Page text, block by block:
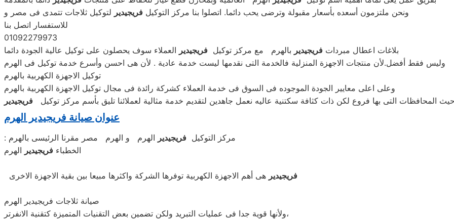
ونحن ملتزمون أسعده بأسعار مقبولة وترضى يحب دائما. اتصلوا بنا مركز التوكيل فريجيدير لتوكيل ثلاجات تتمدى فى مصر و
للاستفسار اتصل بنا
01092279973
بلاغات اعطال مبردات فريجيدير بالهرم مع مركز توكيل فريجيدير العملاء سوف يحصلون على توكيل عالية الجودة دائما
وليس فقط أفضل.لأن منتجات الاجهزة المنزلية فالخدمة التى نقدمها ليست خدمة عادية . لأن هى احسن وأسرع خدمة توكيل فى الهرم
توكيل الاجهزة الكهربية بالهرم
وعلى اعلى معايير الجودة الموجوده فى السوق فى خدمة العملاء كشركة رائدة فى مجال توكيل الاجهزة الكهربية بالهرم
المحافظات التى بها فروع لكن ذات كثافة سكتنية عاليه نعمل جاهدين لتقديم خدمة مثالية لعملائنا تليق بأسم مركز توكيل فريجيدير
عنوان صيانة فريجيدير الهرم
: مركز التوكيل فريجيدير الهرم و الهرم مصر مقرنا الرئيسى بالهرم
الخطباء فريجيدير الهرم
فريجيدير هى أهم الاجهزة الكهربية توفرها الشركة واكثرها مبيعا بين بقية الاجهزة الاخرى
صيانة ثلاجات فريجيدير الهرم
ولأنها قوية جدا فى عمليات التبريد ولكن تضمين بعض التقنيات المتميزة كتقنية الانفرتر،